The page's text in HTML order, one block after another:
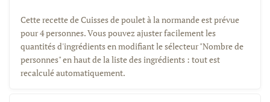
Cette recette de Cuisses de poulet à la normande est prévue
pour 4 personnes. Vous pouvez ajuster facilement les
quantités d'ingrédients en modifiant le sélecteur "Nombre de
personnes" en haut de la liste des ingrédients : tout est
recalculé automatiquement.